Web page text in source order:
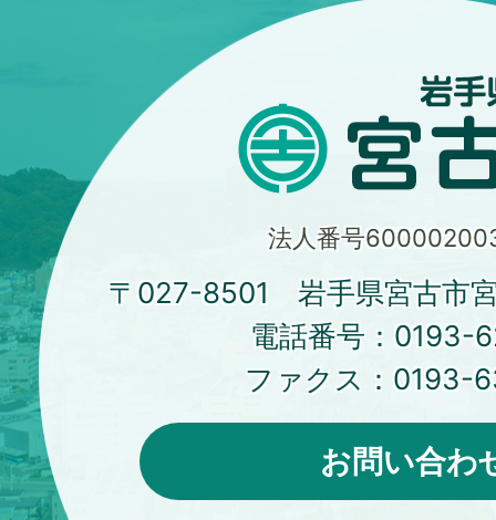
法人番号
〒027-8501 岩手県宮古市
電話番号： 0193-
ファクス： 0193-
お問い合わ